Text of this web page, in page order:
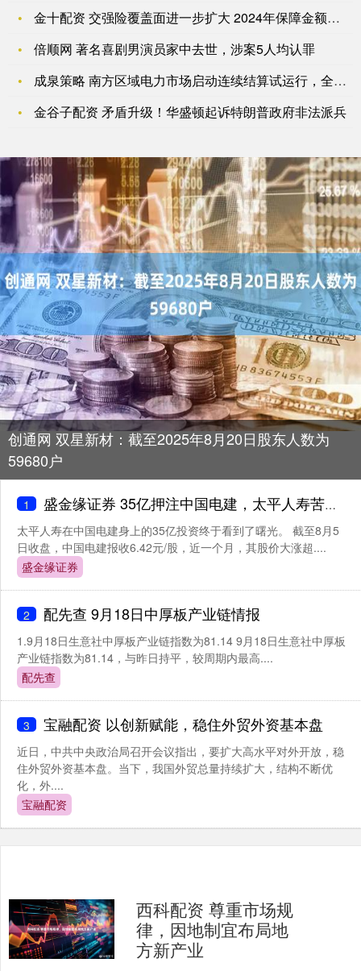
金十配资 交强险覆盖面进一步扩大 2024年保障金额达74.
倍顺网 著名喜剧男演员家中去世，涉案5人均认罪
成泉策略 南方区域电力市场启动连续结算试运行，全国统一电力市
金谷子配资 矛盾升级！华盛顿起诉特朗普政府非法派兵
创通网 双星新材：截至2025年8月20日股东人数为
59680户
1 盛金缘证券 35亿押注中国电建，太平人寿苦熬两年终“上岸”
太平人寿在中国电建身上的35亿投资终于看到了曙光。 截至8月5
日收盘，中国电建报收6.42元/股，近一个月，其股价大涨超....
盛金缘证券
2 配先查 9月18日中厚板产业链情报
1.9月18日生意社中厚板产业链指数为81.14 9月18日生意社中厚板
产业链指数为81.14，与昨日持平，较周期内最高....
配先查
3 宝融配资 以创新赋能，稳住外贸外资基本盘
近日，中共中央政治局召开会议指出，要扩大高水平对外开放，稳
住外贸外资基本盘。当下，我国外贸总量持续扩大，结构不断优
化，外....
宝融配资
西科配资 尊重市场规
律，因地制宜布局地
方新产业